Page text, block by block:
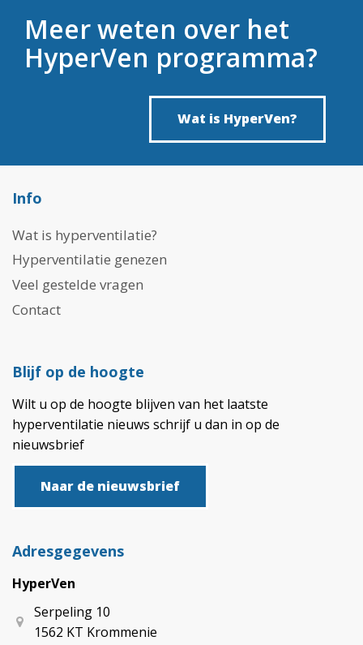
Meer weten over het
HyperVen programma?
Wat is HyperVen?
Info
Wat is hyperventilatie?
Hyperventilatie genezen
Veel gestelde vragen
Contact
Blijf op de hoogte
Wilt u op de hoogte blijven van het laatste
hyperventilatie nieuws schrijf u dan in op de
nieuwsbrief
Naar de nieuwsbrief
Adresgegevens
HyperVen
Serpeling 10
1562 KT Krommenie